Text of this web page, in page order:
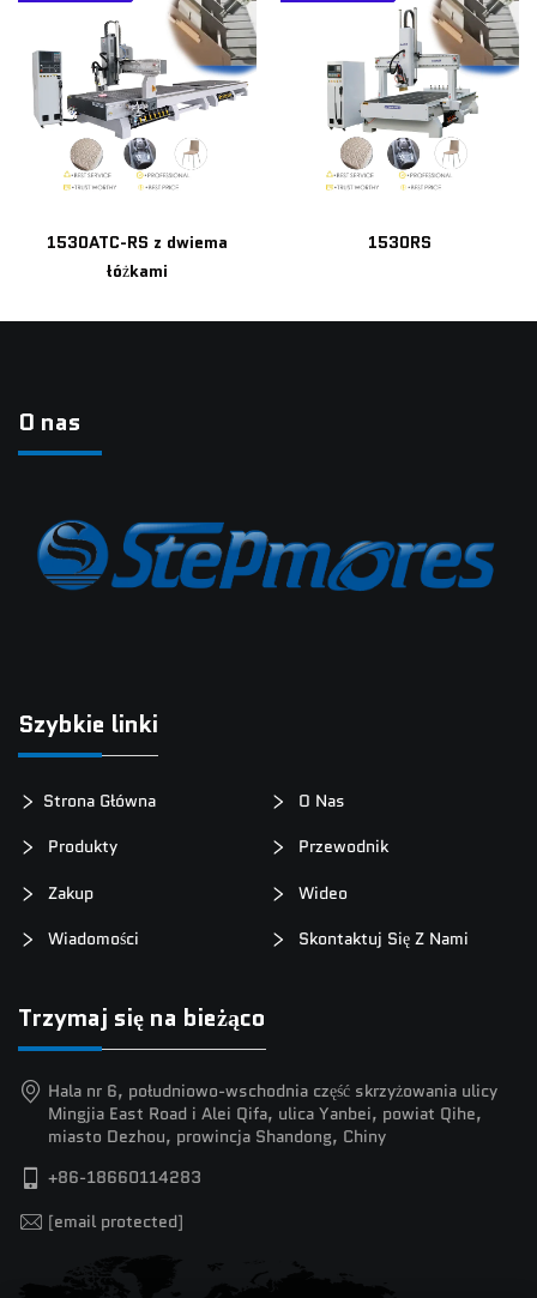
1530ATC-RS z dwiema
łóżkami
1530RS
O nas
Szybkie linki
Strona Główna
O Nas
Produkty
Przewodnik
Zakup
Wideo
Wiadomości
Skontaktuj Się Z Nami
Trzymaj się na bieżąco
Hala nr 6, południowo-wschodnia część skrzyżowania ulicy
Mingjia East Road i Alei Qifa, ulica Yanbei, powiat Qihe,
miasto Dezhou, prowincja Shandong, Chiny
+86-18660114283
[email protected]